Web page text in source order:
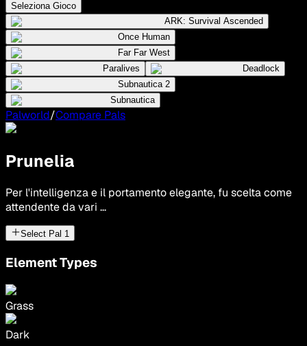
Seleziona Gioco
ARK: Survival Ascended
Once Human
Far Far West
Paralives
Deadlock
Subnautica 2
Subnautica
Palworld/Compare Pals
Prunelia
Per l'intelligenza e il portamento elegante, fu scelta come
attendente da vari ...
Select Pal 1
Element Types
Grass
Dark